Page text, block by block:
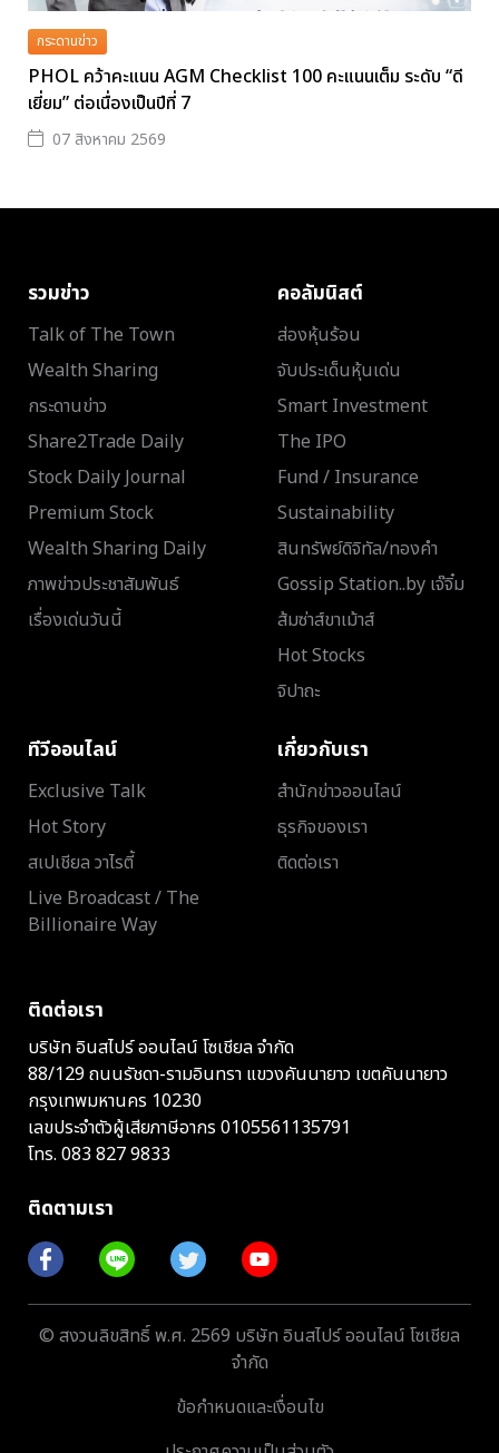
กระดานข่าว
PHOL คว้าคะแนน AGM Checklist 100 คะแนนเต็ม ระดับ “ดี
เยี่ยม” ต่อเนื่องเป็นปีที่ 7
07 สิงหาคม 2569
รวมข่าว
Talk of The Town
Wealth Sharing
กระดานข่าว
Share2Trade Daily
Stock Daily Journal
Premium Stock
Wealth Sharing Daily
ภาพข่าวประชาสัมพันธ์
เรื่องเด่นวันนี้
คอลัมนิสต์
ส่องหุ้นร้อน
จับประเด็นหุ้นเด่น
Smart Investment
The IPO
Fund / Insurance
Sustainability
สินทรัพย์ดิจิทัล/ทองคำ
Gossip Station..by เจ๊จิ๋ม
ส้มซ่าส์ขาเม้าส์
Hot Stocks
จิปาถะ
ทีวีออนไลน์
Exclusive Talk
Hot Story
สเปเชียล วาไรตี้
Live Broadcast / The
Billionaire Way
เกี่ยวกับเรา
สำนักข่าวออนไลน์
ธุรกิจของเรา
ติดต่อเรา
ติดต่อเรา
บริษัท อินสไปร์ ออนไลน์ โซเชียล จำกัด
88/129 ถนนรัชดา-รามอินทรา แขวงคันนายาว เขตคันนายาว
กรุงเทพมหานคร 10230
เลขประจำตัวผู้เสียภาษีอากร 0105561135791
โทร. 083 827 9833
ติดตามเรา
© สงวนลิขสิทธิ์ พ.ศ. 2569 บริษัท อินสไปร์ ออนไลน์ โซเชียล
จำกัด
ข้อกำหนดและเงื่อนไข